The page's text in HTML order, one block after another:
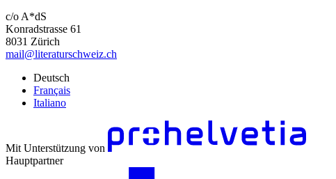
c/o A*dS
Konradstrasse 61
8031 Zürich
mail@literaturschweiz.ch
Deutsch
Français
Italiano
Mit Unterstützung von
Hauptpartner